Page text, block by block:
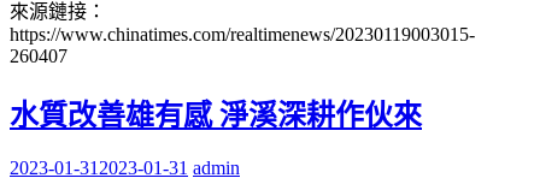
來源鏈接：
https://www.chinatimes.com/realtimenews/20230119003015-
260407
水質改善雄有感 淨溪深耕作伙來
2023-01-31 2023-01-31 admin